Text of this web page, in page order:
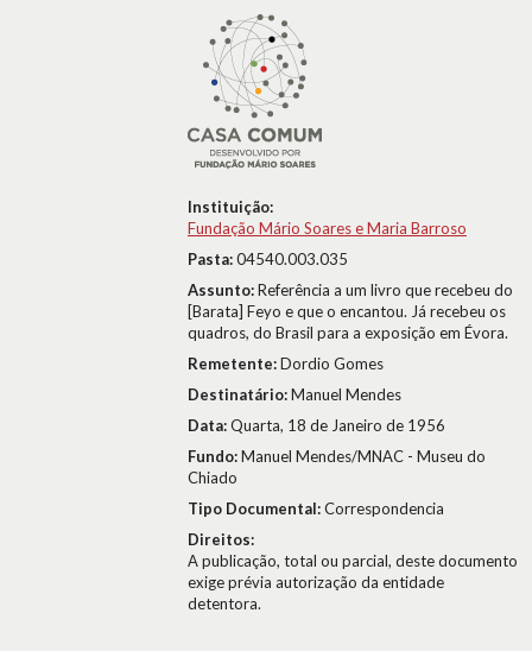
Instituição:
Fundação Mário Soares e Maria Barroso
Pasta:04540.003.035
Assunto:Referência a um livro que recebeu do
[Barata] Feyo e que o encantou. Já recebeu os
quadros, do Brasil para a exposição em Évora.
Remetente:Dordio Gomes
Destinatário:Manuel Mendes
Data:Quarta, 18 de Janeiro de 1956
Fundo:Manuel Mendes/MNAC - Museu do
Chiado
Tipo Documental:Correspondencia
Direitos:
A publicação, total ou parcial, deste documento
exige prévia autorização da entidade
detentora.